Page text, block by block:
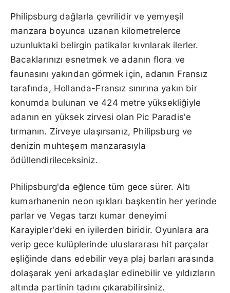
Philipsburg dağlarla çevrilidir ve yemyeşil
manzara boyunca uzanan kilometrelerce
uzunluktaki belirgin patikalar kıvrılarak ilerler.
Bacaklarınızı esnetmek ve adanın flora ve
faunasını yakından görmek için, adanın Fransız
tarafında, Hollanda-Fransız sınırına yakın bir
konumda bulunan ve 424 metre yüksekliğiyle
adanın en yüksek zirvesi olan Pic Paradis'e
tırmanın. Zirveye ulaşırsanız, Philipsburg ve
denizin muhteşem manzarasıyla
ödüllendirileceksiniz.
Philipsburg'da eğlence tüm gece sürer. Altı
kumarhanenin neon ışıkları başkentin her yerinde
parlar ve Vegas tarzı kumar deneyimi
Karayipler'deki en iyilerden biridir. Oyunlara ara
verip gece kulüplerinde uluslararası hit parçalar
eşliğinde dans edebilir veya plaj barları arasında
dolaşarak yeni arkadaşlar edinebilir ve yıldızların
altında partinin tadını çıkarabilirsiniz.